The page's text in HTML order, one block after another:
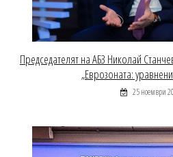
Председателят на АБЗ Николай
„Еврозоната:
25 ноември